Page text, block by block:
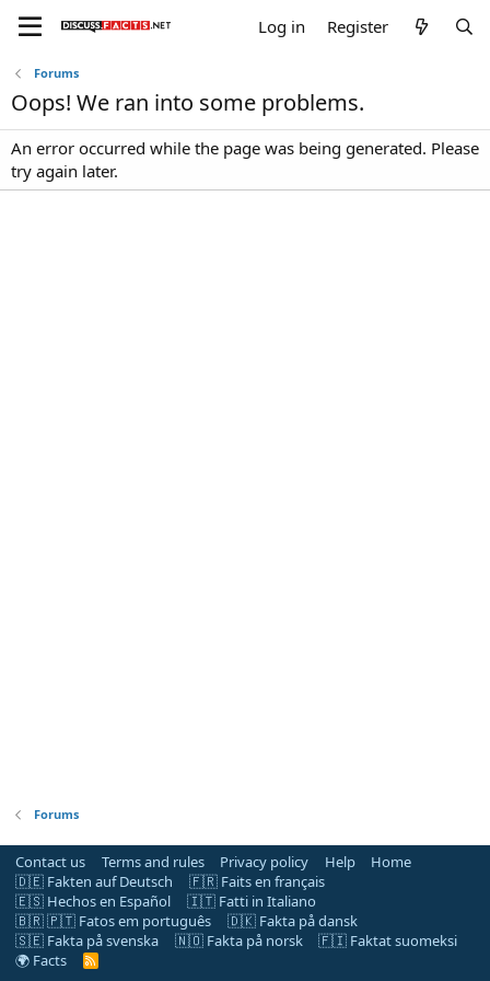
Log in Register
Forums
Oops! We ran into some problems.
An error occurred while the page was being generated. Please
try again later.
Forums
Contact us Terms and rules Privacy policy Help
Home
🇩🇪 Fakten auf Deutsch
🇫🇷 Faits en français
🇪🇸 Hechos en Español
🇮🇹 Fatti in Italiano
🇧🇷 🇵🇹 Fatos em português
🇩🇰 Fakta på dansk
🇸🇪 Fakta på svenska
🇳🇴 Fakta på norsk
🇫🇮 Faktat suomeksi
🌍 Facts
R